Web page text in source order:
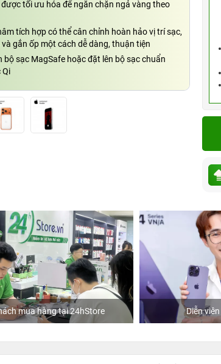
tối ưu hóa để ngăn chặn ngả vàng theo
tích hợp có thể cân chỉnh hoàn hảo vị trí sạc,
gắn ốp một cách dễ dàng, thuận tiện
bộ sạc MagSafe hoặc đặt lên bộ sạc chuẩn
Qi
mua hàng tại 24hStore Diễn